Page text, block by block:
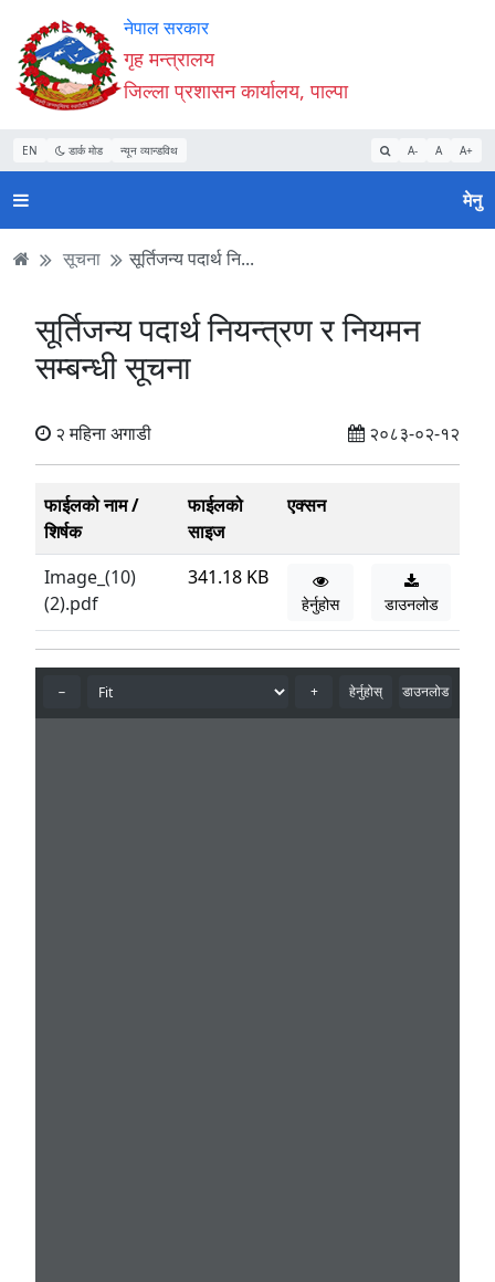
Accessibility
Mode
सुरु
गर्नुहोस्
सामाग्री
पढ्नुहाेस्
नेभिगेसन
पढ्नुहाेस्
वेबसाइट
खोजमा
जानुहोस्
नेपाल सरकार
गृह मन्त्रालय
जिल्ला प्रशासन कार्यालय, पाल्पा
EN डार्क मोड न्यून व्यान्डविथ A- A A+
मेनु
सूचना सूर्तिजन्य पदार्थ नि...
सूर्तिजन्य पदार्थ नियन्त्रण र नियमन
सम्बन्धी सूचना
२ महिना अगाडी २०८३-०२-१२
फाईलको नाम /
शिर्षक
फाईलको
साइज
एक्सन
Image_(10)
(2).pdf
341.18 KB
हेर्नुहोस डाउनलोड